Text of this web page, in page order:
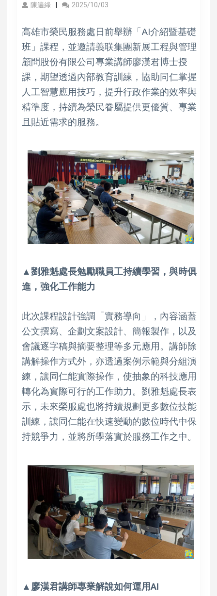
陳遍綠 2025/10/03
高雄市榮民服務處日前舉辦「AI介紹暨基礎
班」課程，並邀請義联集團新展工程與管理
顧問股份有限公司專業講師廖漢君博士授
課，期望透過內部教育訓練，協助同仁掌握
人工智慧應用技巧，提升行政作業的效率與
精準度，持續為榮民眷屬提供更優質、專業
且貼近需求的服務。
▲劉雅魁處長勉勵職員工持續學習，與時俱
進，強化工作能力
此次課程設計強調「實務導向」，內容涵蓋
公文撰寫、企劃文案設計、簡報製作，以及
會議逐字稿與摘要整理等多元應用。講師除
講解操作方式外，亦透過案例示範與分組演
練，讓同仁能實際操作，使抽象的科技應用
轉化為實際可行的工作助力。劉雅魁處長表
示，未來榮服處也將持續規劃更多數位技能
訓練，讓同仁能在快速變動的數位時代中保
持競爭力，並將所學落實於服務工作之中。
▲廖漢君講師專業解說如何運用AI